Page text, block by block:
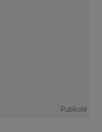
Publicité